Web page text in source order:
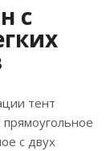
с
тент
с двух